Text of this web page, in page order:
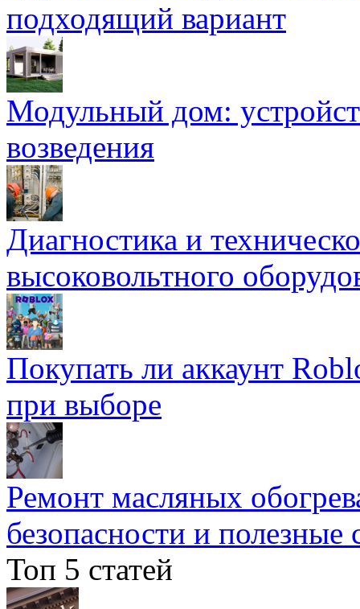
подходящий вариант
Модульный дом:
возведения
Диагностика и
высоковольтного
Покупать ли аккаунт
при выборе
Ремонт масляных
безопасности и полезные
Топ 5 статей